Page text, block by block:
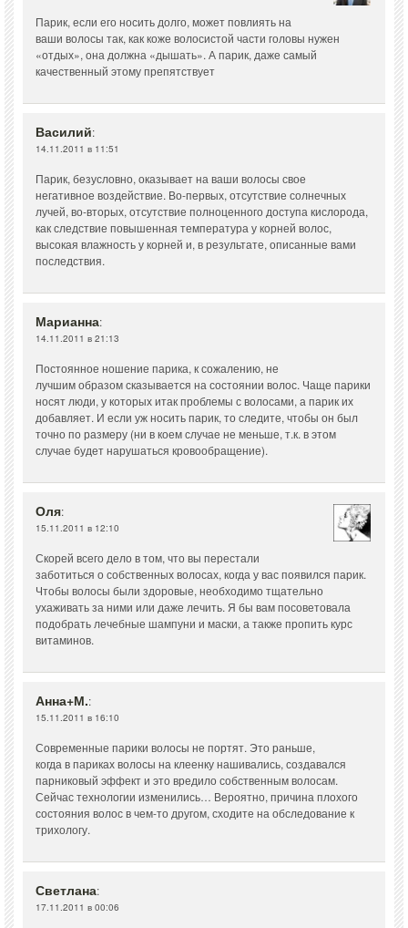
Парик, если его носить долго, может повлиять на
ваши волосы так, как коже волосистой части головы нужен
«отдых», она должна «дышать». А парик, даже самый
качественный этому препятствует
Василий:
14.11.2011 в 11:51
Парик, безусловно, оказывает на ваши волосы свое
негативное воздействие. Во-первых, отсутствие солнечных
лучей, во-вторых, отсутствие полноценного доступа кислорода,
как следствие повышенная температура у корней волос,
высокая влажность у корней и, в результате, описанные вами
последствия.
Марианна:
14.11.2011 в 21:13
Постоянное ношение парика, к сожалению, не
лучшим образом сказывается на состоянии волос. Чаще парики
носят люди, у которых итак проблемы с волосами, а парик их
добавляет. И если уж носить парик, то следите, чтобы он был
точно по размеру (ни в коем случае не меньше, т.к. в этом
случае будет нарушаться кровообращение).
Оля:
15.11.2011 в 12:10
Скорей всего дело в том, что вы перестали
заботиться о собственных волосах, когда у вас появился парик.
Чтобы волосы были здоровые, необходимо тщательно
ухаживать за ними или даже лечить. Я бы вам посоветовала
подобрать лечебные шампуни и маски, а также пропить курс
витаминов.
Анна+М.:
15.11.2011 в 16:10
Современные парики волосы не портят. Это раньше,
когда в париках волосы на клеенку нашивались, создавался
парниковый эффект и это вредило собственным волосам.
Сейчас технологии изменились… Вероятно, причина плохого
состояния волос в чем-то другом, сходите на обследование к
трихологу.
Светлана:
17.11.2011 в 00:06